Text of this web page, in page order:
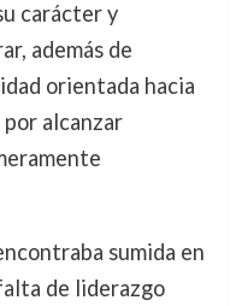
carácter y
además de
orientada hacia
alcanzar
sumida en
de liderazgo